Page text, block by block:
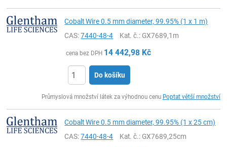
Cobalt Wire 0.5 mm diameter, 99.95% (1 x 1 m)
CAS:7440-48-4 Kat. č.: GX7689,1m
cena bez DPH 14 442,98 Kč
Do košíku
Průmyslová množství látek za výhodnou cenu Poptat větší množství
Cobalt Wire 0.5 mm diameter, 99.95% (1 x 25 cm)
CAS:7440-48-4 Kat. č.: GX7689,25cm